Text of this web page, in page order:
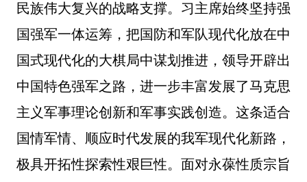
民族伟大复兴的战略支撑。习主席始终坚持强
国强军一体运筹，把国防和军队现代化放在中
国式现代化的大棋局中谋划推进，领导开辟出
中国特色强军之路，进一步丰富发展了马克思
主义军事理论创新和军事实践创造。这条适合
国情军情、顺应时代发展的我军现代化新路，
极具开拓性探索性艰巨性。面对永葆性质宗旨